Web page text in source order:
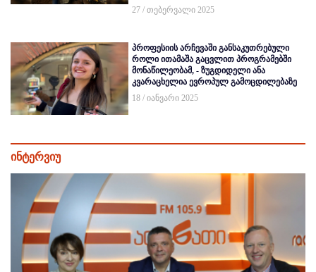
27 / თებერვალი 2025
პროფესიის არჩევაში განსაკუთრებული
როლი ითამაშა გაცვლით პროგრამებში
მონაწილეობამ, - ზუგდიდელი ანა
კვარაცხელია ევროპულ გამოცდილებაზე
18 / იანვარი 2025
ინტერვიუ